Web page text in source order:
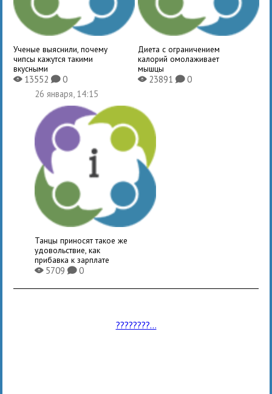
Ученые выяснили, почему
чипсы кажутся такими
вкусными
X13552K0
Диета с ограничением
калорий омолаживает
мышцы
X23891 K0
26 января, 14:15
Танцы приносят такое же
удовольствие, как
прибавка к зарплате
X5709K0
????????...